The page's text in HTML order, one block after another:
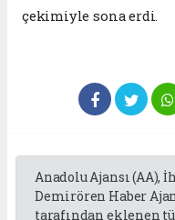
çekimiyle sona erdi.
Anadolu Ajansı (AA),
Demirören Haber
tarafından eklenen